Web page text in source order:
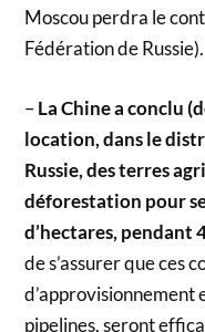
Moscou perdra le
Fédération de Russie).
–La Chine a conclu
location, dans le
Russie, des terres
déforestation pour
d’hectares, pendant
de s’assurer que ces
d’approvisionnement
pipelines, seront